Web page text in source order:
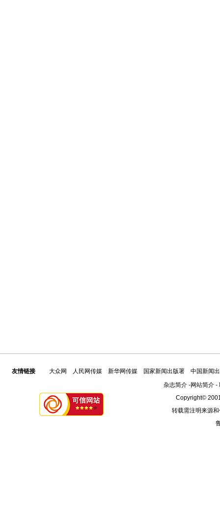
友情链接 大众网 人民网传媒 新华网传媒 国家新闻出版署
中国新闻
杂志简介-网站简介-
Copyright©
转载需注明来源